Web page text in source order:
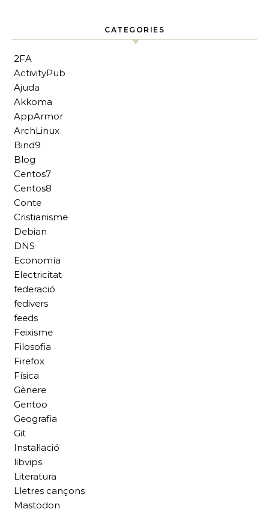
CATEGORIES
2FA
ActivityPub
Ajuda
Akkoma
AppArmor
ArchLinux
Bind9
Blog
Centos7
Centos8
Conte
Cristianisme
Debian
DNS
Economía
Electricitat
federació
fedivers
feeds
Feixisme
Filosofia
Firefox
Física
Gènere
Gentoo
Geografia
Git
Instal·lació
libvips
Literatura
Lletres cançons
Mastodon